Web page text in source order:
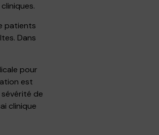
patients
Dans
pour
est
de
clinique